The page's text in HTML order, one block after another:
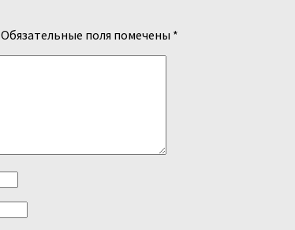
Обязательные поля помечены *